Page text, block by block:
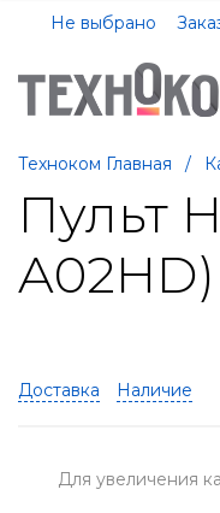
Не выбрано
Техноком Главная /
Пульт
A02HD)
Доставка Наличие
Для увеличения